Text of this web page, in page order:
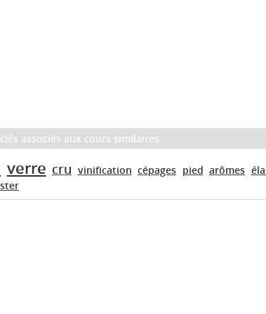
associés aux cours similaires
verre cru vinification cépages pied arômes